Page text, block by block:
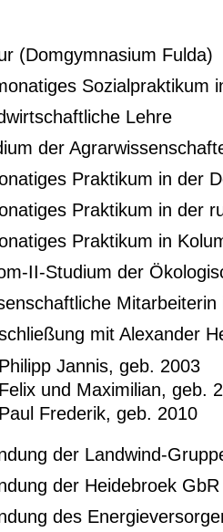
(Domgymnasium Fulda)
Sozialpraktikum
Lehre
der
Praktikum in der
Praktikum in der
Praktikum in
II-Studium der
mit Alexander
Philipp Jannis, geb. 2003
Felix und Maximilian, geb.
Paul Frederik, geb. 2010
der Landwind-
der Heidebroek GbR
des